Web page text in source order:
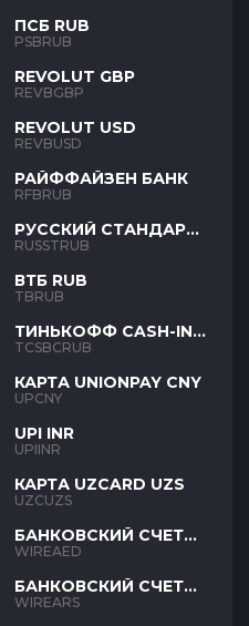
ПСБ RUB
PSBRUB
REVOLUT GBP
REVBGBP
REVOLUT USD
REVBUSD
РАЙФФАЙЗЕН БАНК
RFBRUB
РУССКИЙ СТАНДАРТ
RUB
RUSSTRUB
ВТБ RUB
TBRUB
ТИНЬКОФФ CASH-IN
RUB
TCSBCRUB
КАРТА UNIONPAY CNY
UPCNY
UPI INR
UPIINR
КАРТА UZCARD UZS
UZCUZS
БАНКОВСКИЙ СЧЕТ
AED
WIREAED
БАНКОВСКИЙ СЧЕТ
ARS
WIREARS